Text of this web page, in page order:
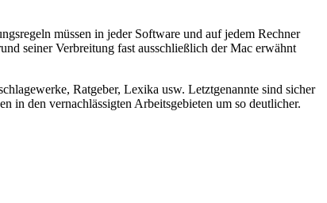
müssen in jeder Software und auf jedem Rechner
seiner Verbreitung fast ausschließlich der Mac erwähnt
Ratgeber, Lexika usw. Letztgenannte sind sicher
in den vernachlässigten Arbeitsgebieten um so deutlicher.